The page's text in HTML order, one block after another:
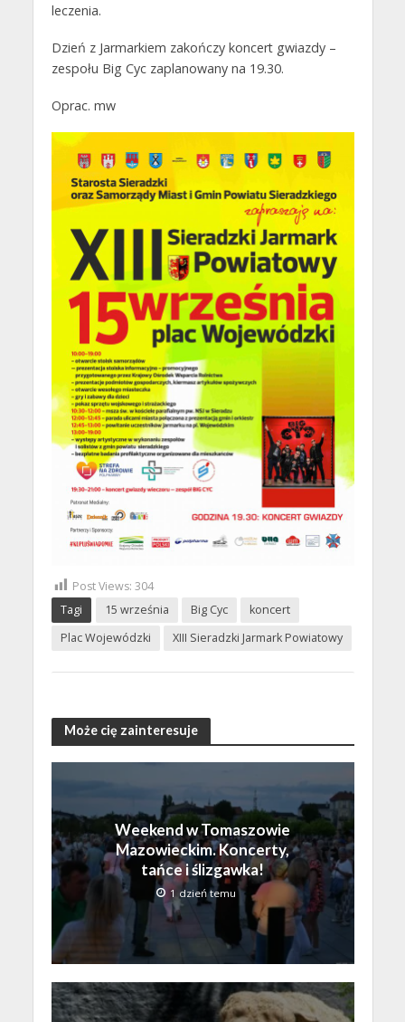
leczenia.
Dzień z Jarmarkiem zakończy koncert gwiazdy –
zespołu Big Cyc zaplanowany na 19.30.
Oprac. mw
Post Views: 304
Tagi
15 września Big Cyc
koncert
Plac Wojewódzki
XIII Sieradzki Jarmark Powiatowy
Może cię zainteresuje
Weekend w Tomaszowie
Mazowieckim. Koncerty,
tańce i ślizgawka!
1 dzień temu